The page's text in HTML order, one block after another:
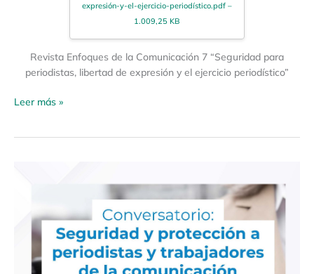
expresión-y-el-ejercicio-periodístico.pdf –
1.009,25 KB
Revista Enfoques de la Comunicación 7 “Seguridad para
periodistas, libertad de expresión y el ejercicio periodístico”
Leer más »
protección
periodistas